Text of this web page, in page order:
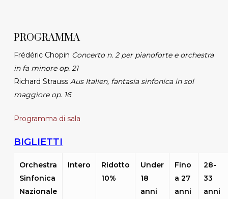
PROGRAMMA
Frédéric Chopin Concerto n. 2 per pianoforte e orchestra
in fa minore op. 21
Richard Strauss Aus Italien, fantasia sinfonica in sol
maggiore op. 16
Programma di sala
BIGLIETTI
Orchestra
Sinfonica
Nazionale
Intero
Ridotto
10%
Under
18
anni
Fino
a 27
anni
28-
33
anni